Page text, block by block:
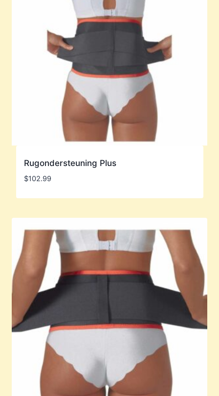
Rugondersteuning Plus
$102.99